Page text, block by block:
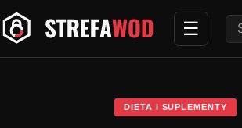
Przejdź
do
☰
DIETA I SUPLEMENTY